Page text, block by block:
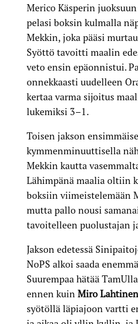
Merico Käsperin juoksuun
pelasi boksin kulmalla
Mekkin, joka pääsi
Syöttö tavoitti maalin
veto ensin epäonnistui.
onnekkaasti uudelleen
kertaa varma sijoitus
lukemiksi 3–1.
Toisen jakson
kymmenminuuttisella
Mekkin kautta
Lähimpänä maalia oltiin
boksiin viimeistelemään
mutta pallo nousi
tavoitelleen puolustajan
Jakson edetessä
NoPS alkoi saada
Suurempaa hätää
ennen kuin Miro Lahtinen
syötöllä läpiajoon vartti